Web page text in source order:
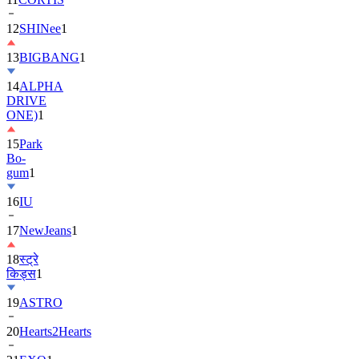
12SHINee1
13BIGBANG1
14ALPHA
DRIVE
ONE)1
15Park
Bo-
gum1
16IU
17NewJeans1
18स्ट्रे
किड्स1
19ASTRO
20Hearts2Hearts